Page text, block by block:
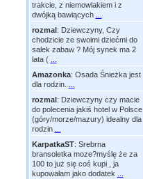
trakcie, z niemowlakiem i z
dwójką bawiących
rozmal: Dziewczyny, Czy
chodzicie ze swoimi dziećmi do
salek zabaw ? Mój synek ma 2
lata (
Amazonka: Osada Śnieżka jest
dla rodzin.
rozmal: Dziewczyny czy macie
do polecenia jakiś hotel w Polsce
(góry/morze/mazury) idealny dla
rodzin
KarpatkaST: Srebrna
bransoletka moze?myślę że za
100 to już się coś kupi , ja
kupowałam jako dodatek